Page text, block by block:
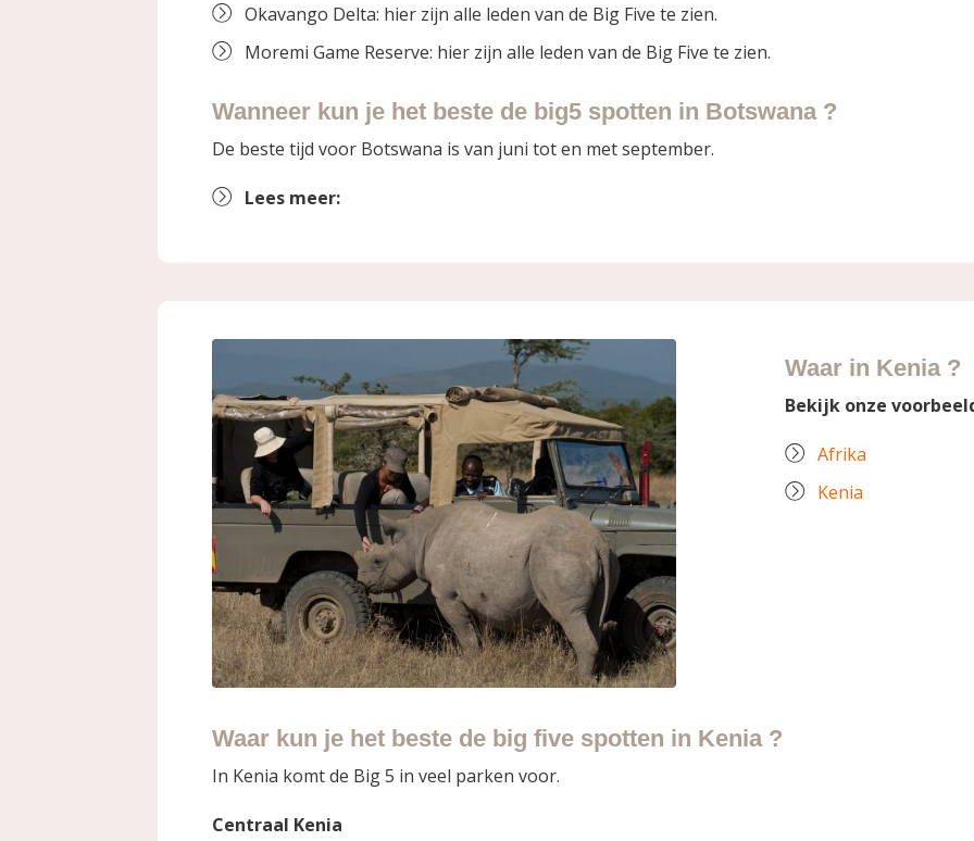
Okavango Delta: hier zijn alle leden van de Big Five te zien.
Moremi Game Reserve: hier zijn alle leden van de Big Five te zien.
Wanneer kun je het beste de big5 spotten in Botswana ?
De beste tijd voor Botswana is van juni tot en met september.
Lees meer:
Waar in Kenia ?
Bekijk onze
Afrika
Kenia
Waar kun je het beste de big five spotten in Kenia ?
In Kenia komt de Big 5 in veel parken voor.
Centraal Kenia